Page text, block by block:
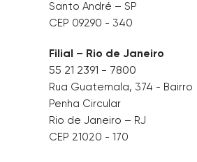
Santo André – SP
CEP 09290 - 340
Filial – Rio de Janeiro
55 21 2391 - 7800
Rua Guatemala, 374 - Bairro
Penha Circular
Rio de Janeiro – RJ
CEP 21020 - 170